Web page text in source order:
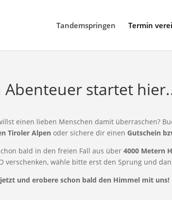
Tandemspringen Termin
Abenteuer startet
einen lieben Menschen damit überraschen?
Tiroler Alpen oder sichere dir einen Gutschein
bald in den freien Fall aus über 4000 Metern
verschenken, wähle bitte erst den Sprung und
und erobere schon bald den Himmel mit uns!